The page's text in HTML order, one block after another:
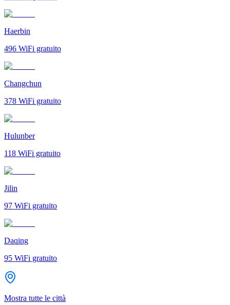
Haerbin
496 WiFi gratuito
Changchun
378 WiFi gratuito
Hulunber
118 WiFi gratuito
Jilin
97 WiFi gratuito
Daqing
95 WiFi gratuito
Mostra tutte le città